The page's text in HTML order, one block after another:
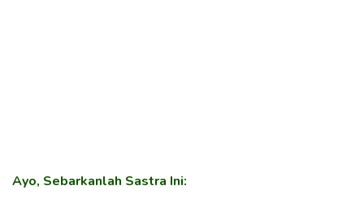
Ayo, Sebarkanlah Sastra Ini: